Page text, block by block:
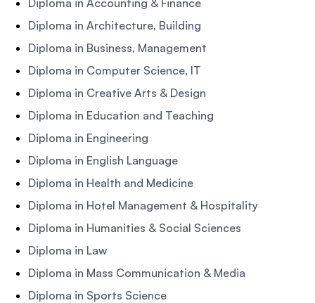
Diploma in Architecture, Building
Diploma in Business, Management
Diploma in Computer Science, IT
Diploma in Creative Arts & Design
Diploma in Education and Teaching
Diploma in Engineering
Diploma in English Language
Diploma in Health and Medicine
Diploma in Hotel Management & Hospitality
Diploma in Humanities & Social Sciences
Diploma in Law
Diploma in Mass Communication & Media
Diploma in Sports Science